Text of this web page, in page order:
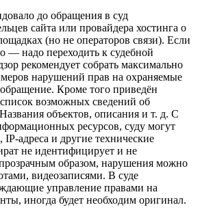
до обращения в суд
сайта или провайдера хостинга о
(но не операторов связи). Если
— надо переходить к судебной
рекомендует собрать максимально
нарушений прав на охраняемые
Кроме того приведён
возможных сведений об
объектов, описания и т. д. С
ресурсов, суду могут
адреса и другие технические
не идентифицирует и не
образом, нарушения можно
видеозаписями. В суде
управление правами на
иногда будет необходим оригинал.